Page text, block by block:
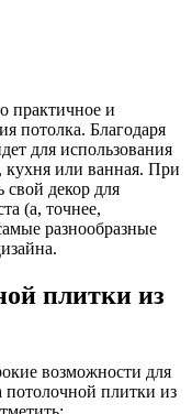
практичное и
потолка. Благодаря
для использования
кухня или ванная. При
свой декор для
(а, точнее,
разнообразные
плитки из
возможности для
потолочной плитки из